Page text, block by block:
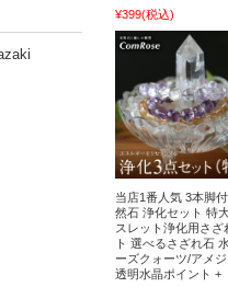
¥399(税込)
当店1番人気 3本脚
然石 浄化セット 特
スレット浄化用さざ
ト 選べるさざれ石
ーズクォーツ/アメ
透明水晶ポイント +